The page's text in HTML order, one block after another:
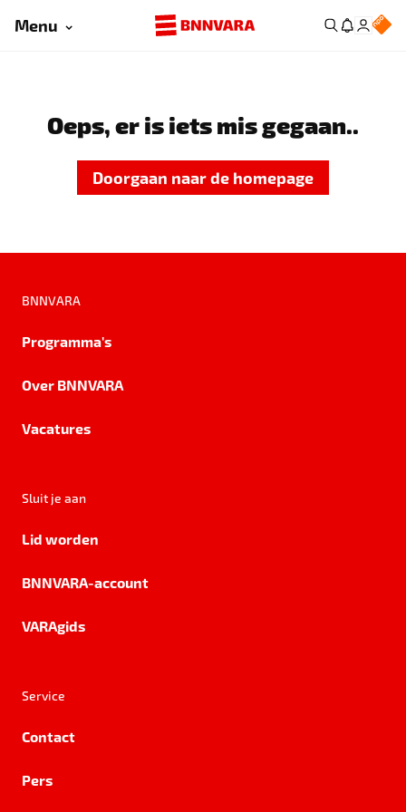
Menu
Oeps, er is iets mis gegaan..
Doorgaan naar de homepage
BNNVARA
Programma's
Over BNNVARA
Vacatures
Sluit je aan
Lid worden
BNNVARA-account
VARAgids
Service
Contact
Pers